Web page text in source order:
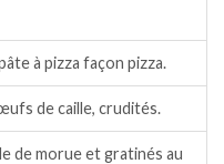
à pizza façon pizza.
de caille, crudités.
de morue et gratinés au